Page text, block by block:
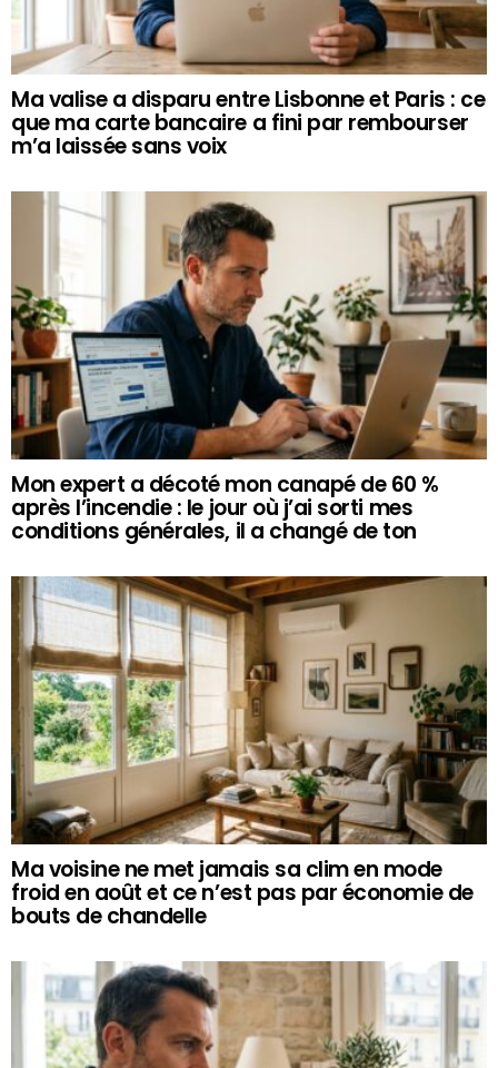
Ma valise a disparu entre Lisbonne et Paris : ce
que ma carte bancaire a fini par rembourser
m’a laissée sans voix
Mon expert a décoté mon canapé de 60 %
après l’incendie : le jour où j’ai sorti mes
conditions générales, il a changé de ton
Ma voisine ne met jamais sa clim en mode
froid en août et ce n’est pas par économie de
bouts de chandelle